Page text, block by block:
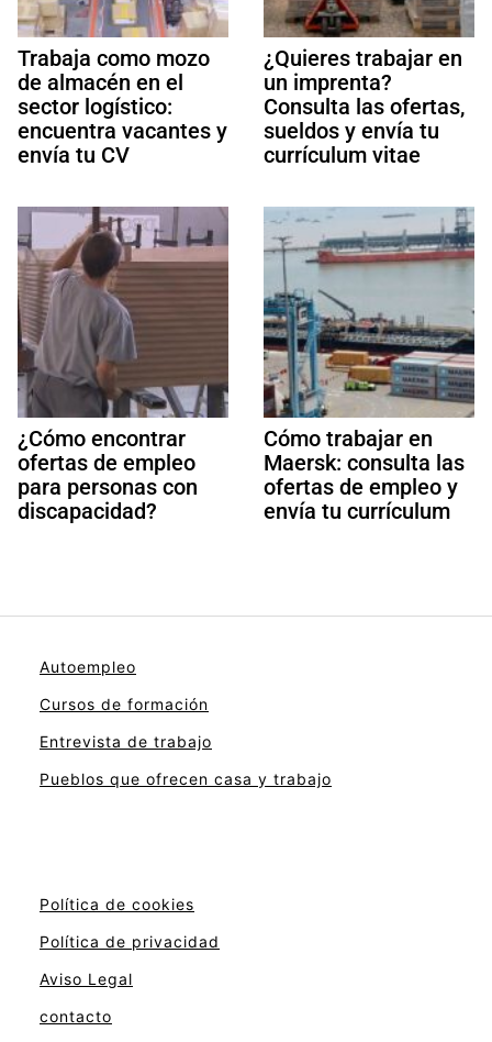
Trabaja como mozo
de almacén en el
sector logístico:
encuentra vacantes y
envía tu CV
¿Quieres trabajar en
un imprenta?
Consulta las ofertas,
sueldos y envía tu
currículum vitae
¿Cómo encontrar
ofertas de empleo
para personas con
discapacidad?
Cómo trabajar en
Maersk: consulta las
ofertas de empleo y
envía tu currículum
Autoempleo
Cursos de formación
Entrevista de trabajo
Pueblos que ofrecen casa y trabajo
Política de cookies
Política de privacidad
Aviso Legal
contacto